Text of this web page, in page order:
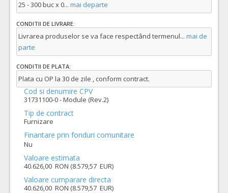
25 - 300 buc x 0... mai departe
CONDITII DE LIVRARE:
Livrarea produselor se va face respectând termenul... mai de
parte
CONDITII DE PLATA:
Plata cu OP la 30 de zile , conform contract.
Cod si denumire CPV
31731100-0 - Module (Rev.2)
Tip de contract
Furnizare
Finantare prin fonduri comunitare
Nu
Valoare estimata
40.626,00 RON (8.579,57 EUR)
Valoare cumparare directa
40.626,00 RON (8.579,57 EUR)